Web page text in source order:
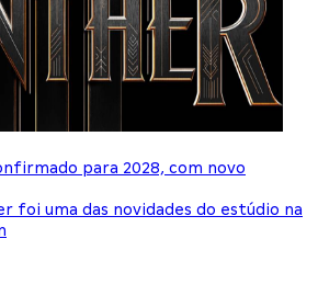
para 2028, com novo
foi uma das novidades do estúdio na